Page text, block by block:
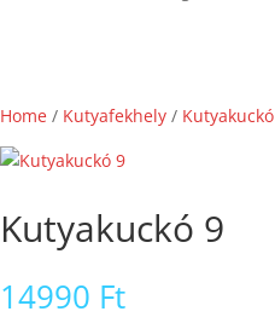
Home / Kutyafekhely / Kutyakuckó
Kutyakuckó 9
14990 Ft